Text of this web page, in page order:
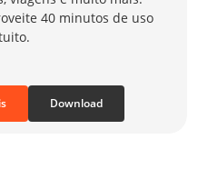
40 minutos de uso
Download